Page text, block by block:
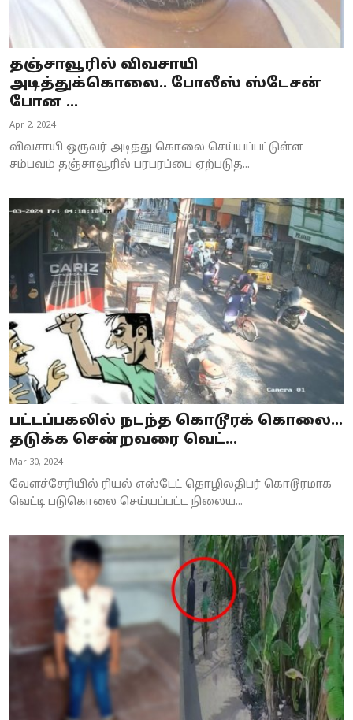
தஞ்சாவூரில் விவசாயி
அடித்துக்கொலை.. போலீஸ் ஸ்டேசன்
போன ...
Apr 2, 2024
விவசாயி ஒருவர் அடித்து கொலை செய்யப்பட்டுள்ள
சம்பவம் தஞ்சாவூரில் பரபரப்பை ஏற்படுத...
பட்டப்பகலில் நடந்த கொடூரக் கொலை...
தடுக்க சென்றவரை வெட்...
Mar 30, 2024
வேளச்சேரியில் ரியல் எஸ்டேட் தொழிலதிபர் கொடூரமாக
வெட்டி படுகொலை செய்யப்பட்ட நிலைய...